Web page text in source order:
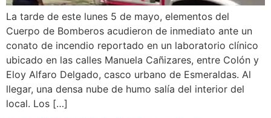
La tarde de este lunes 5 de mayo, elementos del
Cuerpo de Bomberos acudieron de inmediato ante un
conato de incendio reportado en un laboratorio clínico
ubicado en las calles Manuela Cañizares, entre Colón y
Eloy Alfaro Delgado, casco urbano de Esmeraldas. Al
llegar, una densa nube de humo salía del interior del
local. Los […]